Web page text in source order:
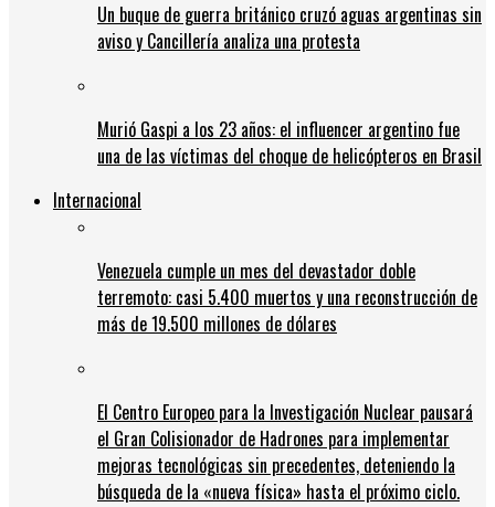
Un buque de guerra británico cruzó aguas argentinas sin
aviso y Cancillería analiza una protesta
Murió Gaspi a los 23 años: el influencer argentino fue
una de las víctimas del choque de helicópteros en Brasil
Internacional
Venezuela cumple un mes del devastador doble
terremoto: casi 5.400 muertos y una reconstrucción de
más de 19.500 millones de dólares
El Centro Europeo para la Investigación Nuclear pausará
el Gran Colisionador de Hadrones para implementar
mejoras tecnológicas sin precedentes, deteniendo la
búsqueda de la «nueva física» hasta el próximo ciclo.